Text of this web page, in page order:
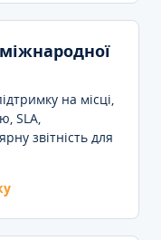
на місці,
SLA,
звітність для